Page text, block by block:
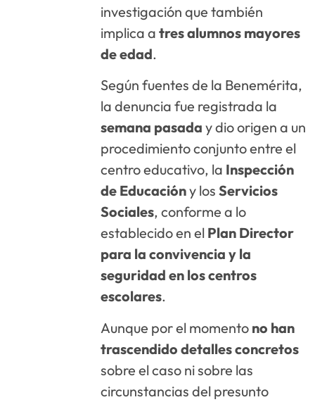
investigación que también
implica atres alumnos mayores
de edad.
Según fuentes de la Benemérita,
la denuncia fue registrada la
semana pasada y dio origen a un
procedimiento conjunto entre el
centro educativo, la Inspección
de Educacióny losServicios
Sociales, conforme a lo
establecido en el Plan Director
para la convivencia y la
seguridad en los centros
escolares.
Aunque por el momento no han
trascendido detalles concretos
sobre el caso ni sobre las
circunstancias del presunto